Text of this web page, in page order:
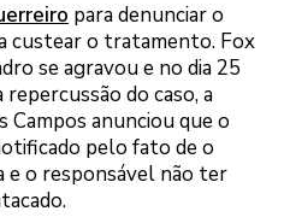
para denunciar o
custear o tratamento. Fox
se agravou e no dia 25
do caso, a
Campos anunciou que o
pelo fato de o
e o responsável não ter